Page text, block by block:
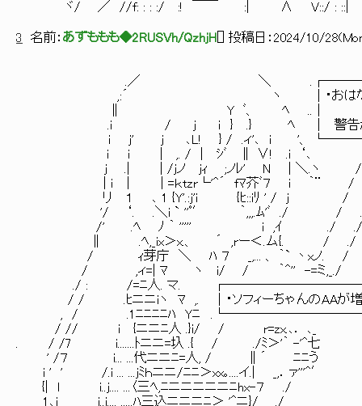
ヾ/ ／ //f: : : :/ :! ￣￣ :| ∧ V::/ : ::|
3 名前： あずももも◆2RUSVh/QzhjH ] 投稿日： 2024/10/
.／ ＼
,:´ ヽ │・おはなしの性質上、性に
∥ Y ﾞ
.i / j ｉ } .} ﾍ │ 警告がない回でも
i j' j ､L! } / .ィ'､ i '、
ｉ i | ,. / | ｼﾞ ∥ ∨! .i ‘､ ,．- …
j .| | /jノ jｨ ;ノﾚ' N | ＼.ヽ / ,｡-
| i ｜ | =ｋtzr└'^´ fﾏ芥ﾞ７ i ｀¨ / /
リ １ ､ 1 {Y'.:j'i {
'/ ‘. .＼i ` ''ﾟ′ ｀,,,.ﾑ'ﾞ ./ / ./
/' .ﾍ ﾉ ｀ ''''' i ,
∥ .ﾍ,_ix＞x.、 ´ ,rー＜.ム{. / ./ i゜....:）
/ ｨ芽庁 ＼ ﾊ ７ _,... 、 ｀`
/ ,ィ=| ﾏ ヽ i/ / ｀^'' -=ミ,_./ __ `^´/
./ : /=ﾆ人. マ.
/ / .ﾋニニiヽ ﾏ ,. │・ソフィーちゃんのAAが増
, / .1ﾆﾆﾆﾆﾊ Yﾆ
/ // i {ニニﾆ人 .}i/ / r=zx.､． ､_ ` ‐'′
. / /7 i.......ﾄニニ=圦 .{ / ./ﾐ＞
' /７ i... ...代ニニﾆ=人, / ∥´ ﾆﾆ
i ' ' /.i ... ...jﾐｈニニ/ﾆﾆ＞xx｡....イ.| _,
{| l i..j.... ...〈三ﾍ,ﾆニニニニニﾆhx-７ ./ て┘
1､j i..i.... .....ﾊ三込ニ